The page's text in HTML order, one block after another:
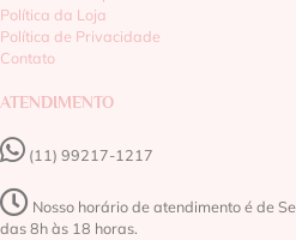
Política da Loja
Política de Privacidade
Contato
ATENDIMENTO
(11) 99217-1217‬
Nosso horário de atendimento é de
das 8h às 18 horas.